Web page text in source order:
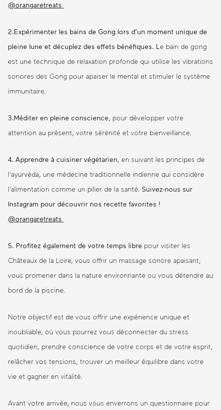
@orangaretreats
2.Expérimenter les bains de Gong lors d’un moment unique de
pleine lune et décuplez des effets bénéfiques. Le bain de gong
est une technique de relaxation profonde qui utilise les vibrations
sonores des Gong pour apaiser le mental et stimuler le système
immunitaire.
3.Méditer en pleine conscience, pour développer votre
attention au présent, votre sérénité et votre bienveillance.
4. Apprendre à cuisiner végétarien, en suivant les principes de
l’ayurvéda, une médecine traditionnelle indienne qui considère
l’alimentation comme un pilier de la santé. Suivez-nous sur
Instagram pour découvrir nos recette favorites !
@orangaretreats
5. Profitez également de votre temps libre pour visiter les
Châteaux de la Loire, vous offrir un massage sonore apaisant,
vous promener dans la nature environnante ou vous détendre au
bord de la piscine.
Notre objectif est de vous offrir une expérience unique et
inoubliable, où vous pourrez vous déconnecter du stress
quotidien, prendre conscience de votre corps et de votre esprit,
relâcher vos tensions, trouver un meilleur équilibre dans votre
vie et gagner en vitalité.
Avant votre arrivée, nous vous enverrons un questionnaire pour